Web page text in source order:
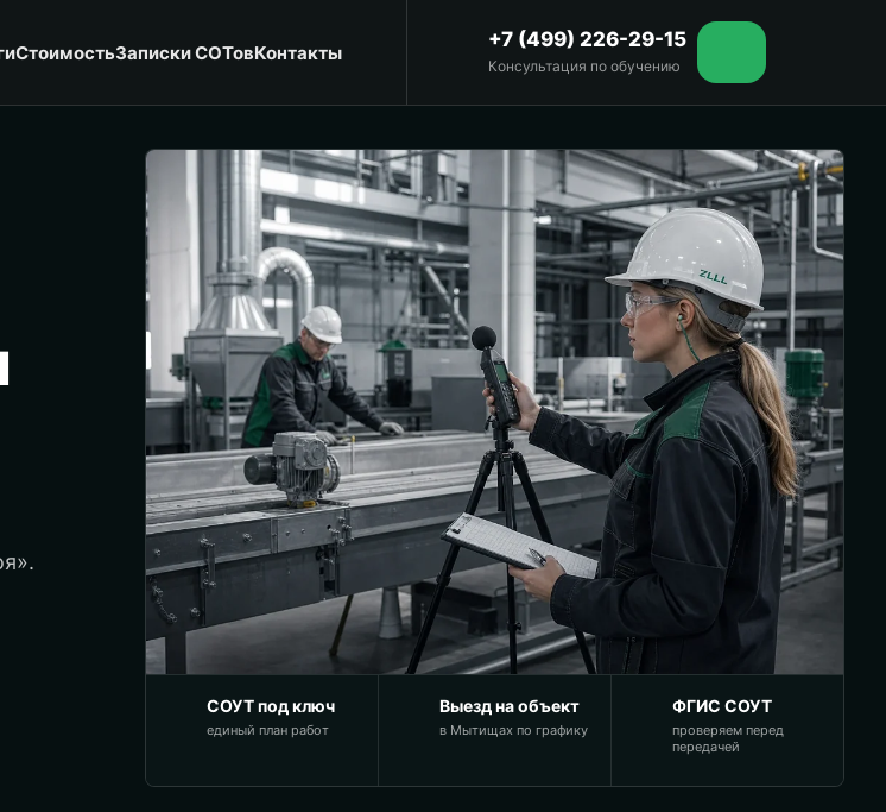
СтоимостьЗаписки СОТовКонтакты
+7 (499) 226-29-15
Консультация по обучению
СОУТ под ключ
единый план работ
Выезд на объект
в Мытищах по графику
ФГИС СОУТ
проверяем перед
передачей